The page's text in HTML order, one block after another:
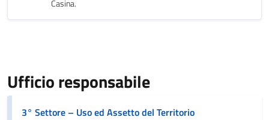
Casina.
Ufficio responsabile
3° Settore – Uso ed Assetto del Territorio